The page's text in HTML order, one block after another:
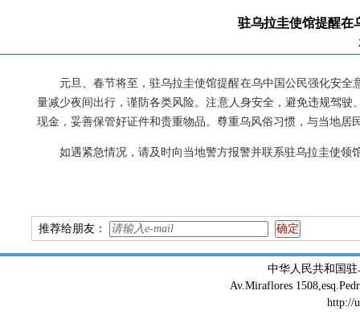
驻乌拉圭使馆提醒在
元旦、春节将至，驻乌拉圭使馆提醒在乌中国公民强化安
量减少夜间出行，谨防各类风险。注意人身安全，避免违规驾
现金，妥善保管好证件和贵重物品。尊重乌风俗习惯，与当地居
如遇紧急情况，请及时向当地警方报警并联系驻乌拉圭使领
推荐给朋友：
中华人民共和国
Av.Miraflores
http://